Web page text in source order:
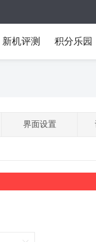
新机评测 积分乐园
界面设置